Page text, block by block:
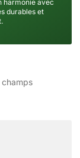
harmonie avec
durables et
champs